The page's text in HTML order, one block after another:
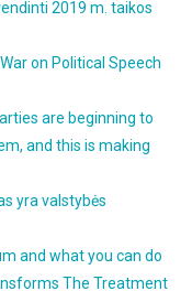
2019 m. taikos
on Political Speech
are beginning to
and this is making
yra valstybės
and what you can do
The Treatment